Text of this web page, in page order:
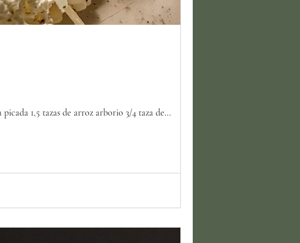
1,5 tazas de arroz arborio 3/4 taza de...